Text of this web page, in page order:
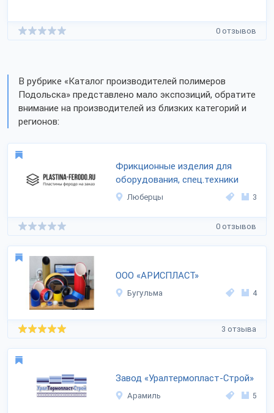
0 отзывов
В рубрике «Каталог производителей полимеров
Подольска» представлено мало экспозиций, обратите
внимание на производителей из близких категорий и
регионов:
Фрикционные изделия для
оборудования, спец.техники
Люберцы 3
0 отзывов
ООО «АРИСПЛАСТ»
Бугульма 4
3 отзыва
Завод «Уралтермопласт-Строй»
Арамиль 5